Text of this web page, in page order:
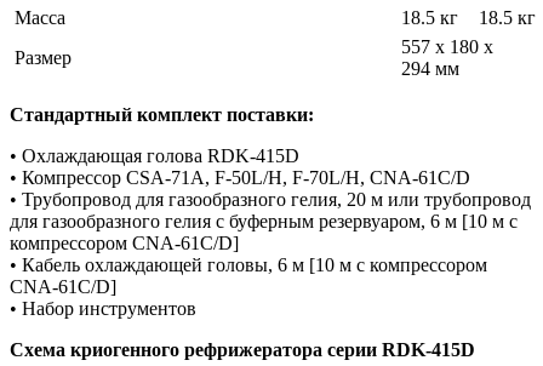
Масса
18.5 кг
18.5 кг
Размер
557 x 180 x
294 мм
Стандартный комплект поставки:
• Охлаждающая голова RDK-415D
• Компрессор CSA-71A, F-50L/H, F-70L/H, CNA-61C/D
• Трубопровод для газообразного гелия, 20 м или трубопровод
для газообразного гелия с буферным резервуаром, 6 м [10 м с
компрессором CNA-61C/D]
• Кабель охлаждающей головы, 6 м [10 м с компрессором
CNA-61C/D]
• Набор инструментов
Схема криогенного рефрижератора серии RDK-415D